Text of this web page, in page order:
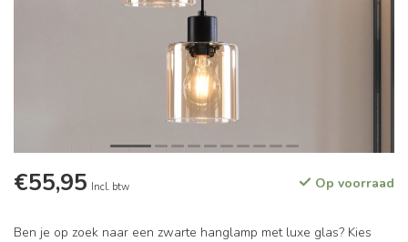
€55,95 Incl. btw Op voorraad
Ben je op zoek naar een zwarte hanglamp met luxe glas? Kies